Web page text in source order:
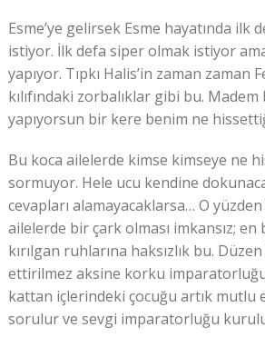
Esme’ye gelirsek Esme hayatında ilk
istiyor. İlk defa siper olmak istiyor
yapıyor. Tıpkı Halis’in zaman zaman
kılıfındaki zorbalıklar gibi bu.
yapıyorsun bir kere benim ne
Bu koca ailelerde kimse kimseye ne
sormuyor. Hele ucu kendine
cevapları alamayacaklarsa… O yüzden
ailelerde bir çark olması imkansız; en
kırılgan ruhlarına haksızlık bu.
ettirilmez aksine korku imparatorluğu
kattan içlerindeki çocuğu artık mutlu
sorulur ve sevgi imparatorluğu